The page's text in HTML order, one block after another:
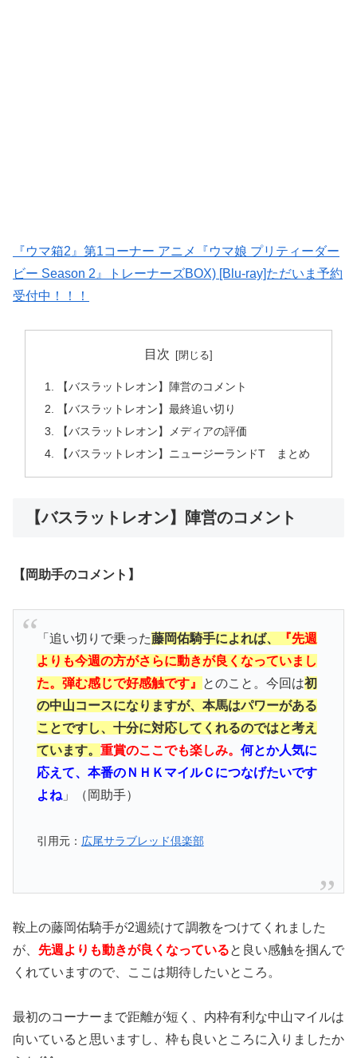
『ウマ箱2』第1コーナー アニメ『ウマ娘 プリティーダー
ビー Season 2』トレーナーズBOX) [Blu-ray]ただいま予約
受付中！！！
目次
【バスラットレオン】陣営のコメント
【バスラットレオン】最終追い切り
【バスラットレオン】メディアの評価
【バスラットレオン】ニュージーランドT まとめ
【バスラットレオン】陣営のコメント
【岡助手のコメント】
「追い切りで乗った藤岡佑騎手によれば、
『先週
よりも今週の方がさらに動きが良くなっていまし
た。弾む感じで好感触です』
とのこと。今回は初
の中山コースになりますが、本馬はパワーがある
ことですし、十分に対応してくれるのではと考え
ています。 重賞のここでも楽しみ。 何とか人気に
応えて、本番のＮＨＫマイルＣにつなげたいです
よね」（岡助手）
引用元： 広尾サラブレッド倶楽部
鞍上の藤岡佑騎手が2週続けて調教をつけてくれました
が、 先週よりも動きが良くなっていると良い感触を掴んで
くれていますので、ここは期待したいところ。
最初のコーナーまで距離が短く、内枠有利な中山マイルは
向いていると思いますし、枠も良いところに入りましたか